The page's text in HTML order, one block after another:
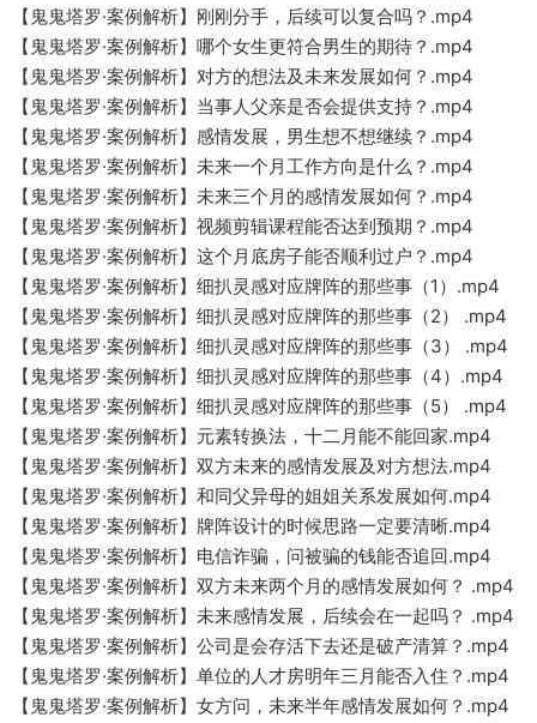
【鬼鬼塔罗·案例解析】刚刚分手，后续可以复合吗？.mp4
【鬼鬼塔罗·案例解析】哪个女生更符合男生的期待？.mp4
【鬼鬼塔罗·案例解析】对方的想法及未来发展如何？.mp4
【鬼鬼塔罗·案例解析】当事人父亲是否会提供支持？.mp4
【鬼鬼塔罗·案例解析】感情发展，男生想不想继续？.mp4
【鬼鬼塔罗·案例解析】未来一个月工作方向是什么？.mp4
【鬼鬼塔罗·案例解析】未来三个月的感情发展如何？.mp4
【鬼鬼塔罗·案例解析】视频剪辑课程能否达到预期？.mp4
【鬼鬼塔罗·案例解析】这个月底房子能否顺利过户？.mp4
【鬼鬼塔罗·案例解析】细扒灵感对应牌阵的那些事（1）.mp4
【鬼鬼塔罗·案例解析】细扒灵感对应牌阵的那些事（2） .mp4
【鬼鬼塔罗·案例解析】细扒灵感对应牌阵的那些事（3） .mp4
【鬼鬼塔罗·案例解析】细扒灵感对应牌阵的那些事（4）.mp4
【鬼鬼塔罗·案例解析】细扒灵感对应牌阵的那些事（5） .mp4
【鬼鬼塔罗·案例解析】元素转换法，十二月能不能回家.mp4
【鬼鬼塔罗·案例解析】双方未来的感情发展及对方想法.mp4
【鬼鬼塔罗·案例解析】和同父异母的姐姐关系发展如何.mp4
【鬼鬼塔罗·案例解析】牌阵设计的时候思路一定要清晰.mp4
【鬼鬼塔罗·案例解析】电信诈骗，问被骗的钱能否追回.mp4
【鬼鬼塔罗·案例解析】双方未来两个月的感情发展如何？ .mp4
【鬼鬼塔罗·案例解析】未来感情发展，后续会在一起吗？ .mp4
【鬼鬼塔罗·案例解析】公司是会存活下去还是破产清算？.mp4
【鬼鬼塔罗·案例解析】单位的人才房明年三月能否入住？.mp4
【鬼鬼塔罗·案例解析】女方问，未来半年感情发展如何？.mp4